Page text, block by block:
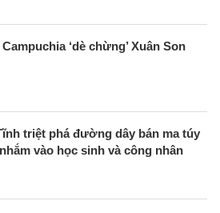
‘dè chừng’ Xuân Son
triệt phá đường dây bán ma túy
nhắm vào học sinh và công nhân